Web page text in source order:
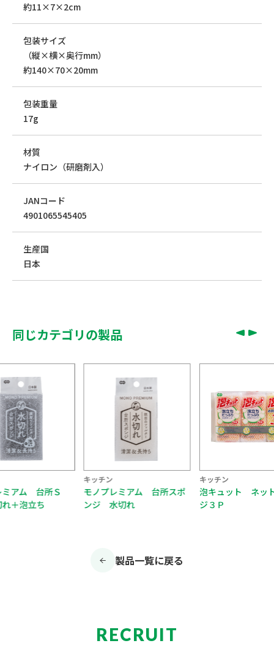
約11×7×2cm
包装サイズ
（縦×横×奥行mm）
約140×70×20mm
包装重量
17g
材質
ナイロン（研磨剤入）
JANコード
4901065545405
生産国
日本
同じカテゴリの製品
ミアム 台所Ｓ
＋泡立ち
キッチン
モノプレミアム 台所スポ
ンジ 水切れ
キッチン
泡キュット ネッ
ジ３Ｐ
製品一覧に戻る
RECRUIT